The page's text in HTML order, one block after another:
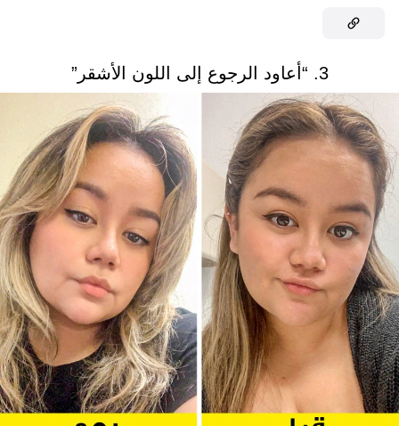
3. “أعاود الرجوع إلى اللون الأشقر”